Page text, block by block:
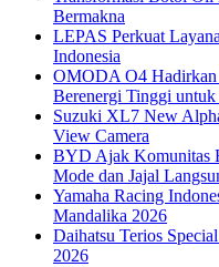
Bermakna
LEPAS Perkuat
Indonesia
OMODA O4 Hadirkan
Berenergi Tinggi
Suzuki XL7 New
View Camera
BYD Ajak Komunitas
Mode dan Jajal
Yamaha Racing
Mandalika 2026
Daihatsu Terios
2026